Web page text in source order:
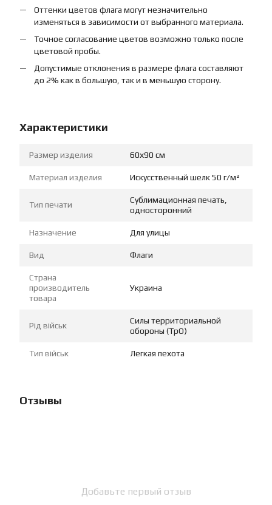
Оттенки цветов флага могут незначительно
изменяться в зависимости от выбранного материала.
Точное согласование цветов возможно только после
цветовой пробы.
Допустимые отклонения в размере флага составляют
до 2% как в большую, так и в меньшую сторону.
Характеристики
Размер изделия 60х90 см
Материал изделия Искусственный шелк 50 г/м²
Тип печати
Сублимационная печать,
односторонний
Назначение Для улицы
Вид Флаги
Страна
производитель
товара
Украина
Рід військ
Силы территориальной
обороны (ТрО)
Тип військ Легкая пехота
Отзывы
Добавьте первый отзыв